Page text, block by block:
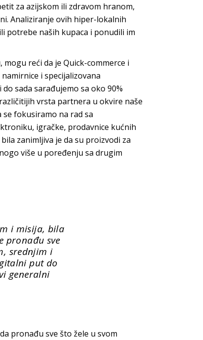
za azijskom ili zdravom hranom,
Analiziranje ovih hiper-lokalnih
potrebe naših kupaca i ponudili im
reći da je Quick-commerce i
i specijalizovana
sada sarađujemo sa oko 90%
vrsta partnera u okvire naše
fokusiramo na rad sa
igračke, prodavnice kućnih
zanimljiva je da su proizvodi za
više u poređenju sa drugim
i misija, bila
pronađu sve
srednjim i
put do
generalni
pronađu sve što žele u svom